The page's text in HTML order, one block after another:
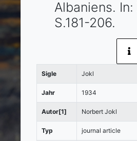
Albaniens. In:
S.181-206.
Sigle Jokl
Jahr 1934
Autor[1] Norbert Jokl
Typ journal article